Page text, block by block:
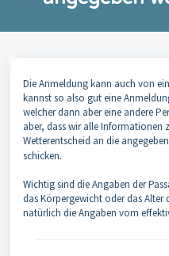
Die Anmeldung kann auch von
kannst so also gut eine
welcher dann aber eine andere
aber, dass wir alle Informationen
Wetterentscheid an die
schicken.
Wichtig sind die Angaben der
das Körpergewicht oder das Alter
natürlich die Angaben vom